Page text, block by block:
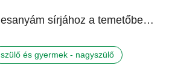
sírjához a temetőbe…
szülő és gyermek - nagyszülő